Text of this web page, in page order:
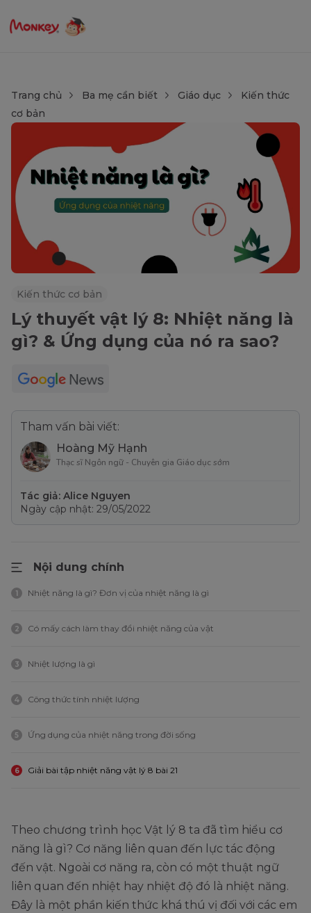
Trang chủ Ba mẹ cần biết Giáo dục
Kiến thức
cơ bản
Kiến thức cơ bản
Lý thuyết vật lý 8: Nhiệt năng là
gì? & Ứng dụng của nó ra sao?
Tham vấn bài viết:
Hoàng Mỹ Hạnh
Thạc sĩ Ngôn ngữ - Chuyên gia Giáo dục sớm
Tác giả: Alice Nguyen
Ngày cập nhật: 29/05/2022
Nội dung chính
1 Nhiệt năng là gì? Đơn vị của nhiệt năng là gì
2 Có mấy cách làm thay đổi nhiệt năng của vật
3 Nhiệt lượng là gì
4 Công thức tính nhiệt lượng
5 Ứng dụng của nhiệt năng trong đời sống
6 Giải bài tập nhiệt năng vật lý 8 bài 21
Theo chương trình học Vật lý 8 ta đã tìm hiểu cơ
năng là gì? Cơ năng liên quan đến lực tác động
đến vật. Ngoài cơ năng ra, còn có một thuật ngữ
liên quan đến nhiệt hay nhiệt độ đó là nhiệt năng.
Đây là một phần kiến thức khá thú vị đối với các em